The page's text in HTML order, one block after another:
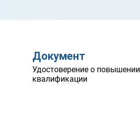
Документ
Удостоверение о повышении
квалификации